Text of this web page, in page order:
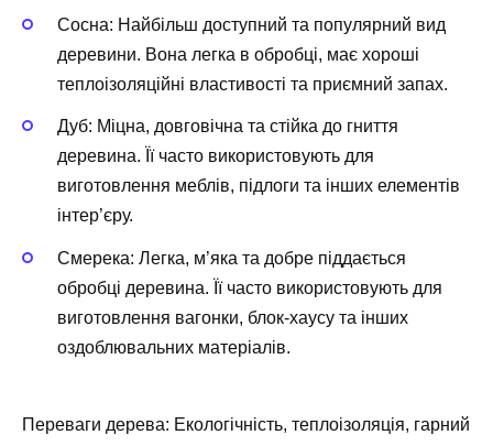
Сосна: Найбільш доступний та популярний вид
деревини. Вона легка в обробці, має хороші
теплоізоляційні властивості та приємний запах.
Дуб: Міцна, довговічна та стійка до гниття
деревина. Її часто використовують для
виготовлення меблів, підлоги та інших елементів
інтер’єру.
Смерека: Легка, м’яка та добре піддається
обробці деревина. Її часто використовують для
виготовлення вагонки, блок-хаусу та інших
оздоблювальних матеріалів.
Переваги дерева: Екологічність, теплоізоляція, гарний